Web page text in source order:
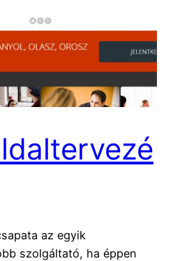
az egyik
szolgáltató, ha éppen